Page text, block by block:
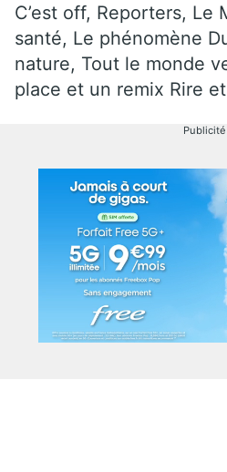
C’est off, Reporters, Le
santé, Le phénomène
nature, Tout le monde
place et un remix Rire
Publicité